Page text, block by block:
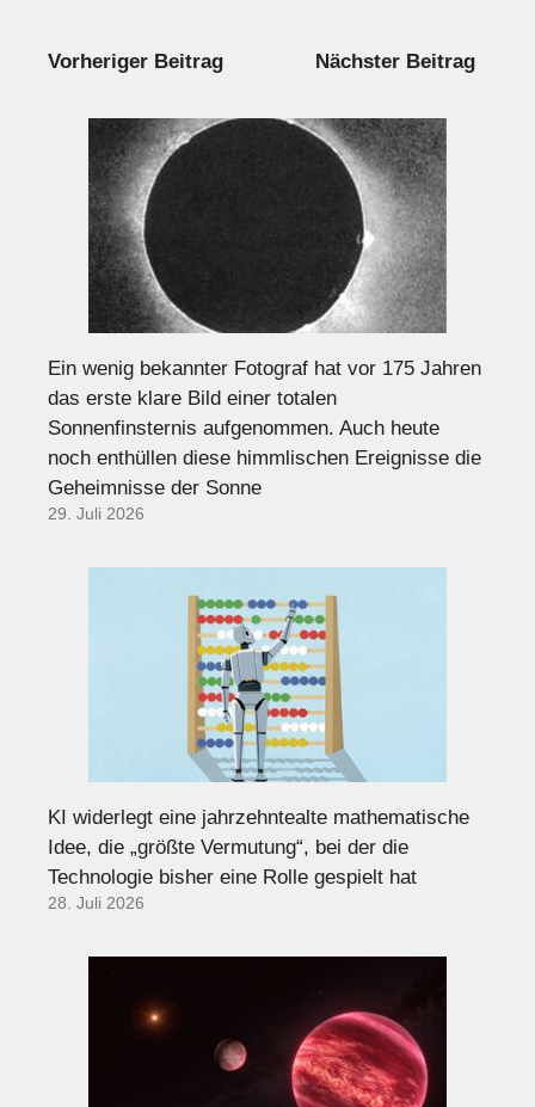
Vorheriger Beitrag Nächster Beitrag
Ein wenig bekannter Fotograf hat vor 175 Jahren
das erste klare Bild einer totalen
Sonnenfinsternis aufgenommen. Auch heute
noch enthüllen diese himmlischen Ereignisse die
Geheimnisse der Sonne
29. Juli 2026
KI widerlegt eine jahrzehntealte mathematische
Idee, die „größte Vermutung“, bei der die
Technologie bisher eine Rolle gespielt hat
28. Juli 2026